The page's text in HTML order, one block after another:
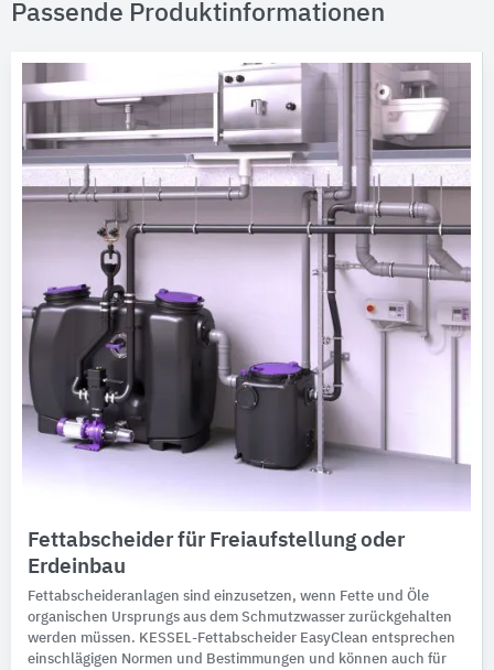
Passende Produktinformationen
Fettabscheider ​​für Freiaufstellung oder
Erdeinbau
Fettabscheideranlagen sind einzusetzen, wenn Fette und Öle
organischen Ursprungs aus dem Schmutzwasser zurückgehalten
werden müssen. KESSEL-Fettabscheider EasyClean entsprechen
einschlägigen Normen und Bestimmungen und können auch für